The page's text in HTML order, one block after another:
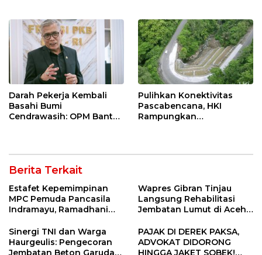
Rutin dan Edukasi
Perawatan Gigi
Keselamatan Kerja
Darah Pekerja Kembali
Basahi Bumi
Cendrawasih: OPM Bantai
Pulihkan Konektivitas
Pascabencana, HKI
Rampungkan
Berita Terkait
Estafet Kepemimpinan
MPC Pemuda Pancasila
Indramayu, Ramadhani
Pimpin Organisasi Lewat
Muscablub
Wapres Gibran Tinjau
Langsung Rehabilitasi
Jembatan Lumut di Aceh
Konektivitas Pulih Cepat
Sinergi TNI dan Warga
Haurgeulis: Pengecoran
Jembatan Beton Garuda
PAJAK DI DEREK PAKSA,
ADVOKAT DIDORONG
HINGGA JAKET SOBEK!